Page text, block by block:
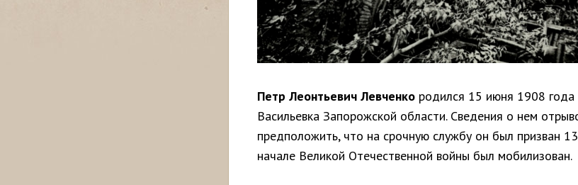
Петр Леонтьевич Левченко родился 15 июня 1908 года
Васильевка Запорожской области. Сведения о нем
предположить, что на срочную службу он был призван
начале Великой Отечественной войны был мобилизован.